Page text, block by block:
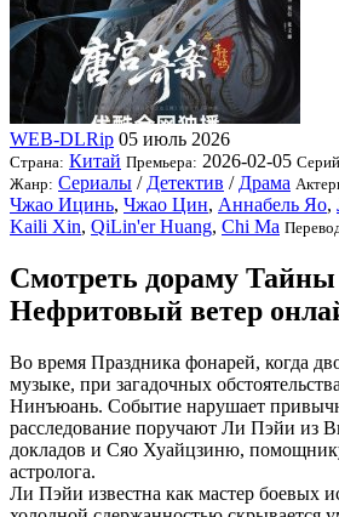
WEB-DLRip 05 июль 2026
Страна: Китай Премьера: 2026-02-05
Жанр: Сериалы / Детектив / Драма
Чжао Ицинь, Чжао Цин, Аннабель Яо,
Kaili Xin, QiLin'er Huang, Chi Ma
Смотреть дораму
Нефритовый ветер
Во время Праздника фонарей, когда
музыке, при загадочных
Нинъюань. Событие нарушает
расследование поручают Ли Пэйи из
докладов и Сяо Хуайцзиню,
астролога.
Ли Пэйи известна как мастер боевых